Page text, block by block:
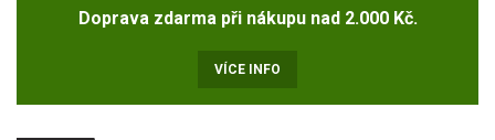
Doprava zdarma při nákupu nad 2.000 Kč.
VÍCE INFO